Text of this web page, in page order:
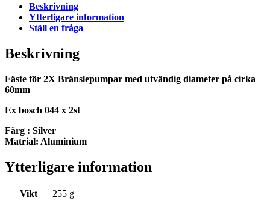
Beskrivning
Ytterligare information
Ställ en fråga
Beskrivning
Fäste för 2X Bränslepumpar med utvändig diameter på cirka
60mm
Ex bosch 044 x 2st
Färg : Silver
Matrial: Aluminium
Ytterligare information
Vikt
255 g